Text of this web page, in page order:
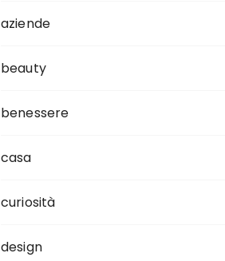
aziende
beauty
benessere
casa
curiosità
design